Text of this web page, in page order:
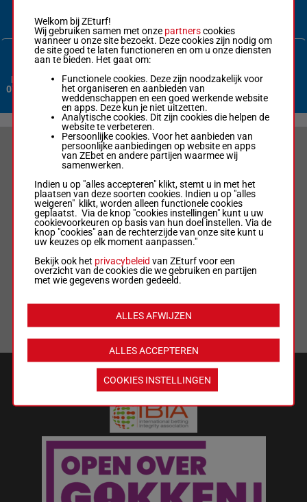
Nederland:
070 3380 365
VERANTWOORD WEDDEN & PRIVACYVERKLARING
LIMIETEN & SESSIEDETAILS
ALGEMENE VOORWAARDEN
WEDREGELS & TOTALISATORREGLEMENT
VEILIGHEID EN BETROUWBAARHEID
Wat kost gokken jou? Stop op tijd.
Welkom bij ZEturf!
Wij gebruiken samen met onze partnerscookies
wanneer u onze site bezoekt. Deze cookies zijn nodig om
de site goed te laten functioneren en om u onze diensten
aan te bieden. Het gaat om:
Functionele cookies. Deze zijn noodzakelijk voor
het organiseren en aanbieden van
weddenschappen en een goed werkende website
en apps. Deze kun je niet uitzetten.
Analytische cookies. Dit zijn cookies die helpen de
website te verbeteren.
Persoonlijke cookies. Voor het aanbieden van
persoonlijke aanbiedingen op website en apps
van ZEbet en andere partijen waarmee wij
samenwerken.
Indien u op "alles accepteren" klikt, stemt u in met het
plaatsen van deze soorten cookies. Indien u op "alles
weigeren" klikt, worden alleen functionele cookies
geplaatst. Via de knop "cookies instellingen" kunt u uw
cookievoorkeuren op basis van hun doel instellen. Via de
knop "cookies" aan de rechterzijde van onze site kunt u
uw keuzes op elk moment aanpassen."
Bekijk ook het privacybeleid van ZEturf voor een
overzicht van de cookies die we gebruiken en partijen
met wie gegevens worden gedeeld.
ALLES ACCEPTEREN
ALLES AFWIJZEN
COOKIES INSTELLINGEN